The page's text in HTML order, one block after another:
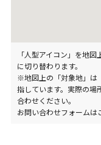
「人型アイコン」を地
に切り替わります。
※地図上の「対象地」は
指しています。実際の場
合わせください。
お問い合わせフォームは